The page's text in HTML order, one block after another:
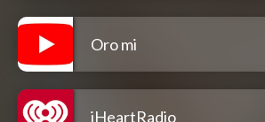
Oro mi
iHeartRadio